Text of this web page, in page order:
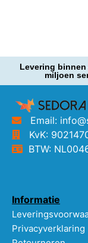
Levering binnen
miljoen
Email:
KvK:
BTW:
Informatie
Privacyverklaring